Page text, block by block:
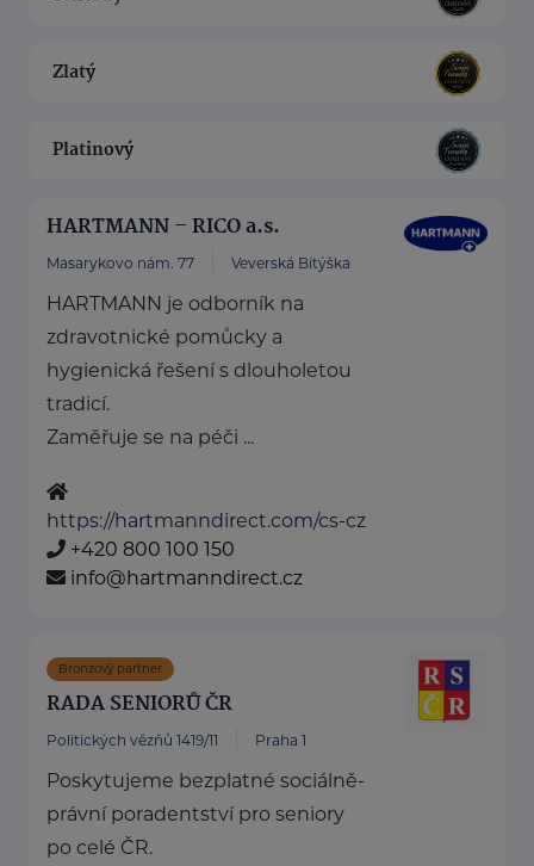
Zlatý
Platinový
HARTMANN – RICO a.s.
Masarykovo nám. 77 Veverská Bítýška
HARTMANN je odborník na
zdravotnické pomůcky a
hygienická řešení s dlouholetou
tradicí.
Zaměřuje se na péči ...
https://hartmanndirect.com/cs-cz
+420 800 100 150
info@hartmanndirect.cz
Bronzový partner
RADA SENIORŮ ČR
Politických vězňů 1419/11 Praha 1
Poskytujeme bezplatné sociálně-
právní poradentství pro seniory
po celé ČR.